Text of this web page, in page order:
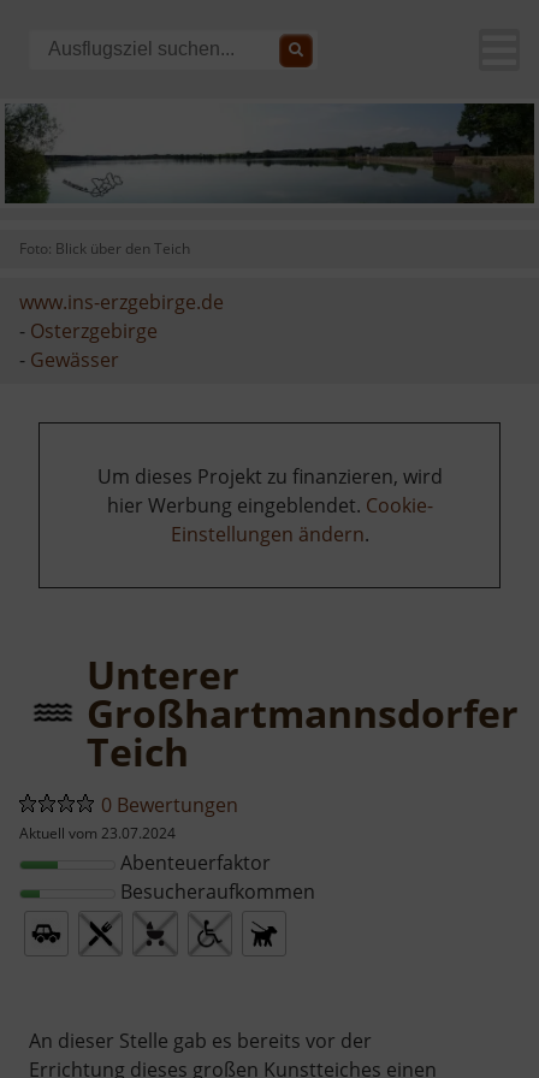
Foto: Blick über den Teich
www.ins-erzgebirge.de
- Osterzgebirge
- Gewässer
Um dieses Projekt zu finanzieren, wird
hier Werbung eingeblendet. Cookie-
Einstellungen ändern.
Unterer
Großhartmannsdorfer
Teich
0 Bewertungen
Aktuell vom 23.07.2024
Abenteuerfaktor
Besucheraufkommen
An dieser Stelle gab es bereits vor der
Errichtung dieses großen Kunstteiches einen